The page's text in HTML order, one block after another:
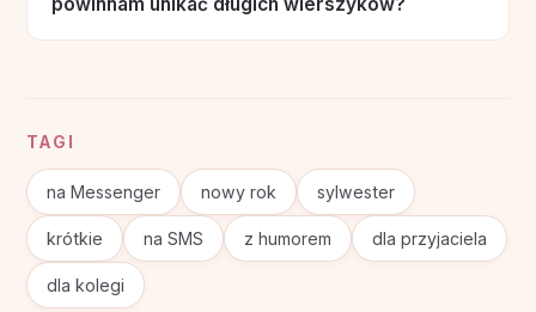
TAGI
na Messenger nowy rok sylwester
krótkie na SMS z humorem dla przyjaciela
dla kolegi